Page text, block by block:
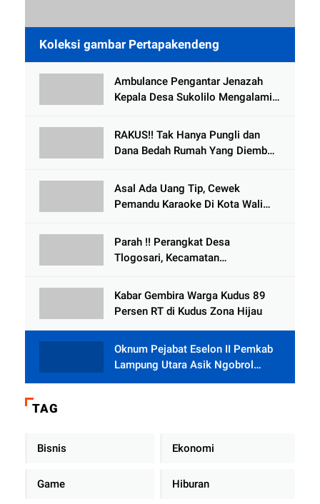
Koleksi gambar Pertapakendeng
Ambulance Pengantar Jenazah
Kepala Desa Sukolilo Mengalami
Meninggal Dunia
RAKUS!! Tak Hanya Pungli dan
Dana Bedah Rumah Yang Diembat,
Tlogowungu, di Duga
Selewengkan Bantuan Mushola
Asal Ada Uang Tip, Cewek
Pemandu Karaoke Di Kota Wali
Parah !! Perangkat Desa
Tlogosari, Kecamatan
Rumah dari BAZNAS
Kabar Gembira Warga Kudus 89
Persen RT di Kudus Zona Hijau
Oknum Pejabat Eselon II Pemkab
Lampung Utara Asik Ngobrol
Dengan Teman Kencan Wanitanya
TAG
Bisnis Ekonomi
Game Hiburan